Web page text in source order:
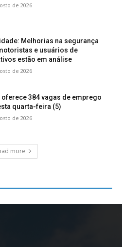
de 2026
Melhorias na segurança
e usuários de
estão em análise
de 2026
oferece 384 vagas de emprego
quarta-feira (5)
de 2026
more